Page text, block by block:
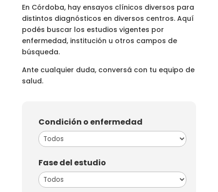
En Córdoba, hay ensayos clínicos diversos para
distintos diagnósticos en diversos centros. Aquí
podés buscar los estudios vigentes por
enfermedad, institución u otros campos de
búsqueda.
Ante cualquier duda, conversá con tu equipo de
salud.
Condición o enfermedad
Todos
Fase del estudio
Todos